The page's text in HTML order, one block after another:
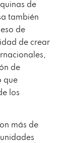
de
también
de
de crear
de
que
los
más de